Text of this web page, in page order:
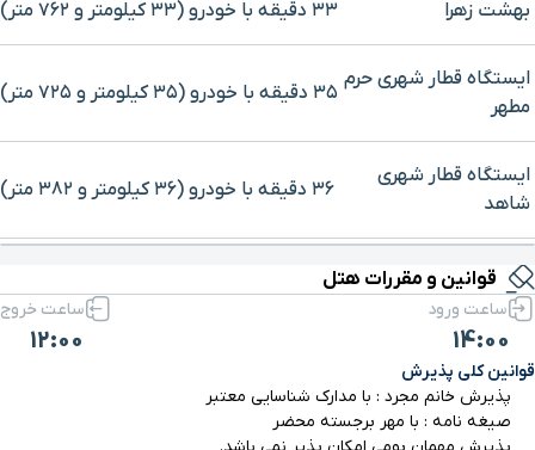
بهشت زهرا ۳۳ دقیقه با خودرو (۳۳ کیلومتر و ۷۶۲ متر)
ایستگاه قطار شهری حرم
مطهر
۳۵ دقیقه با خودرو (۳۵ کیلومتر و ۷۲۵ متر)
ایستگاه قطار شهری
شاهد
۳۶ دقیقه با خودرو (۳۶ کیلومتر و ۳۸۲ متر)
ایستگاه قطار شهری
کهریزک
۳۸ دقیقه با خودرو (۳۶ کیلومتر و ۵۴۹ متر)
ایستگاه قطار شهری باقر
شهر
قوانین و مقررات هتل
ساعت ورود
14:00
ساعت خروج
12:00
قوانین کلی پذیرش
پذیرش خانم مجرد : با مدارک شناسایی معتبر
صیغه نامه : با مهر برجسته محضر